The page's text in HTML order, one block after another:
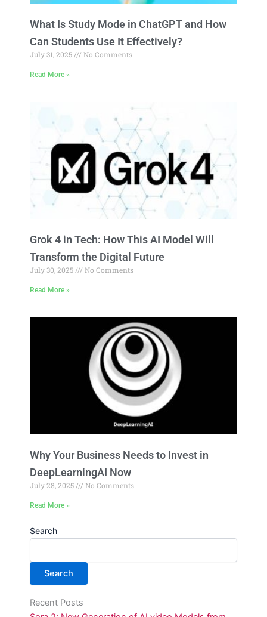
What Is Study Mode in ChatGPT and How
Can Students Use It Effectively?
July 31, 2025 No Comments
Read More »
Grok 4 in Tech: How This AI Model Will
Transform the Digital Future
July 30, 2025 No Comments
Read More »
Why Your Business Needs to Invest in
DeepLearningAI Now
July 28, 2025 No Comments
Read More »
Search
Search
Recent Posts